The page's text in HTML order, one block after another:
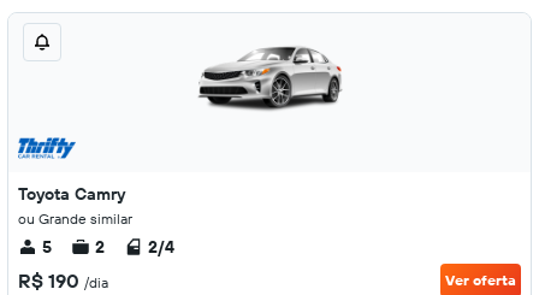
Toyota Camry
ou Grande similar
5 2 2/4
R$ 190 /dia Ver oferta